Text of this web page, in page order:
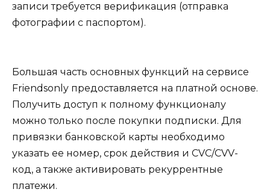
записи требуется верификация (отправка
фотографии с паспортом).
Большая часть основных функций на сервисе
Friendsonly предоставляется на платной основе.
Получить доступ к полному функционалу
можно только после покупки подписки. Для
привязки банковской карты необходимо
указать ее номер, срок действия и CVC/CVV-
код, а также активировать рекуррентные
платежи.